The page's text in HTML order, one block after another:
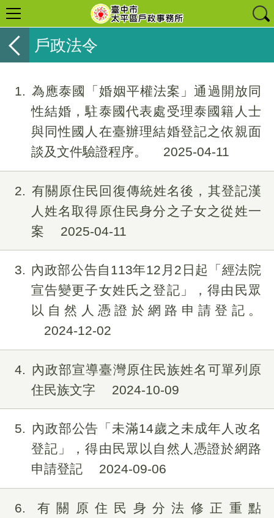
戶政法令
1
為應泰國「婚姻平權法案」通過開放同
性結婚，駐泰國代表處受理泰國籍人士
與同性國人在臺辦理結婚登記之依親面
談及文件驗證程序。
2025-04-11
2
有關原住民回復傳統姓名後，其登記漢
人姓名取得原住民身分之子女之從姓一
案
2025-04-11
3
內政部公告自113年12月2日起「經法院
宣告變更子女姓氏之登記」，得由民眾
以自然人憑證於網路申請登記。
2024-12-02
4
內政部宣導臺灣原住民族姓名可單列原
住民族文字
2024-10-09
5
內政部公告「未滿14歲之未成年人改名
登記」，得由民眾以自然人憑證於網路
申請登記
2024-09-06
6
有關原住民身分法修正重點